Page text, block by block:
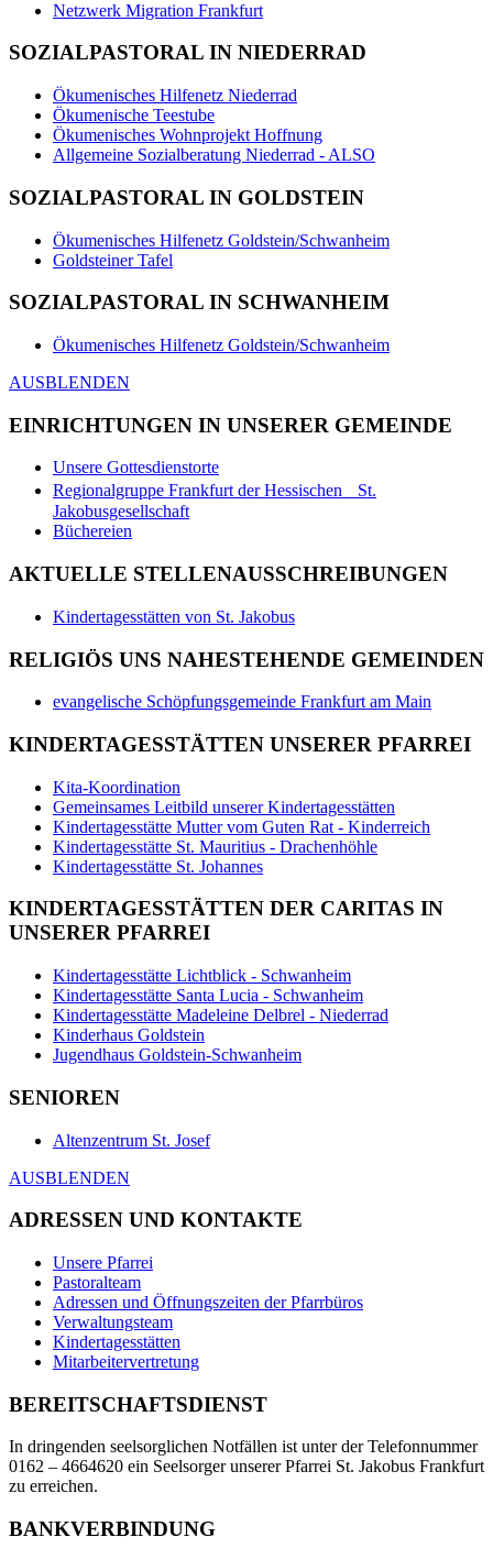
Netzwerk Migration Frankfurt
SOZIALPASTORAL IN NIEDERRAD
Ökumenisches Hilfenetz Niederrad
Ökumenische Teestube
Ökumenisches Wohnprojekt Hoffnung
Allgemeine Sozialberatung Niederrad - ALSO
SOZIALPASTORAL IN GOLDSTEIN
Ökumenisches Hilfenetz Goldstein/Schwanheim
Goldsteiner Tafel
SOZIALPASTORAL IN SCHWANHEIM
Ökumenisches Hilfenetz Goldstein/Schwanheim
AUSBLENDEN
EINRICHTUNGEN IN UNSERER GEMEINDE
Unsere Gottesdienstorte
Regionalgruppe Frankfurt der Hessischen St.
Jakobusgesellschaft
Büchereien
AKTUELLE STELLENAUSSCHREIBUNGEN
Kindertagesstätten von St. Jakobus
RELIGIÖS UNS NAHESTEHENDE GEMEINDEN
evangelische Schöpfungsgemeinde Frankfurt am Main
KINDERTAGESSTÄTTEN UNSERER PFARREI
Kita-Koordination
Gemeinsames Leitbild unserer Kindertagesstätten
Kindertagesstätte Mutter vom Guten Rat - Kinderreich
Kindertagesstätte St. Mauritius - Drachenhöhle
Kindertagesstätte St. Johannes
KINDERTAGESSTÄTTEN DER CARITAS IN
UNSERER PFARREI
Kindertagesstätte Lichtblick - Schwanheim
Kindertagesstätte Santa Lucia - Schwanheim
Kindertagesstätte Madeleine Delbrel - Niederrad
Kinderhaus Goldstein
Jugendhaus Goldstein-Schwanheim
SENIOREN
Altenzentrum St. Josef
AUSBLENDEN
ADRESSEN UND KONTAKTE
Unsere Pfarrei
Pastoralteam
Adressen und Öffnungszeiten der Pfarrbüros
Verwaltungsteam
Kindertagesstätten
Mitarbeitervertretung
BEREITSCHAFTSDIENST
In dringenden seelsorglichen Notfällen ist unter der Telefonnummer
0162 – 4664620 ein Seelsorger unserer Pfarrei St. Jakobus Frankfurt
zu erreichen.
BANKVERBINDUNG